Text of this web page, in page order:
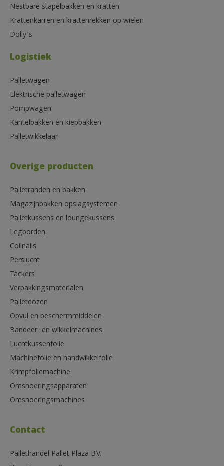
Nestbare stapelbakken en kratten
Krattenkarren en krattenrekken op wielen
Dolly’s
Logistiek
Palletwagen
Elektrische palletwagen
Pompwagen
Kantelbakken en kiepbakken
Palletwikkelaar
Overige producten
Palletranden en bakken
Magazijnbakken opslagsystemen
Palletkussens en loungekussens
Legborden
Coilnails
Perslucht
Tackers
Verpakkingsmaterialen
Palletdozen
Opvul en beschermmiddelen
Bandeer- en wikkelmachines
Luchtkussenfolie
Machinefolie en handwikkelfolie
Krimpfoliemachine
Omsnoeringsapparaten
Omsnoeringsmachines
Contact
Pallethandel Pallet Plaza B.V.